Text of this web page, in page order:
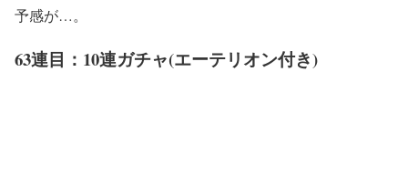
予感が…。
63連目：10連ガチャ(エーテリオン付き)